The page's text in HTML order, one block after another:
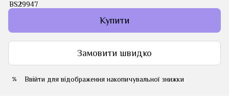
Купити
Замовити швидко
% Ввійти для відображення накопичувальної знижки